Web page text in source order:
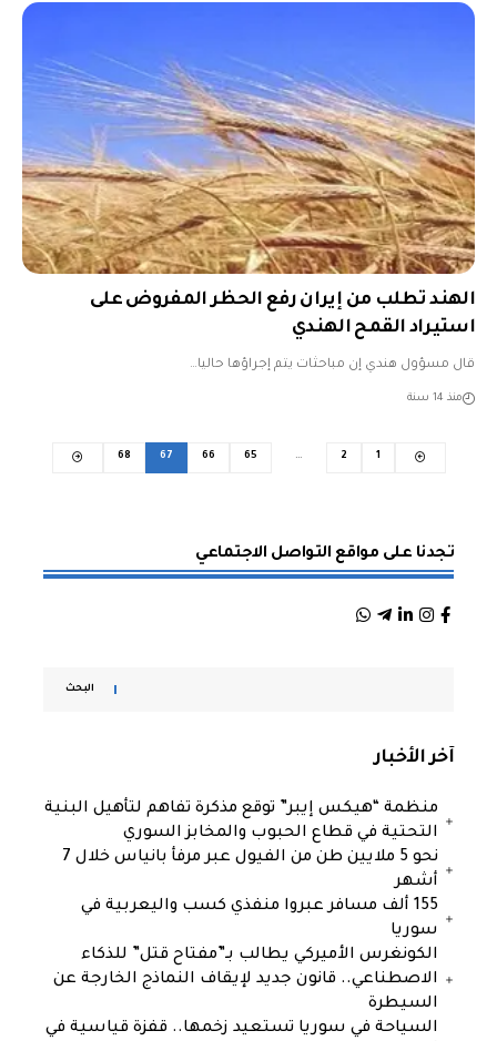
الهند تطلب من إيران رفع الحظر المفروض على
استيراد القمح الهندي
قال مسؤول هندي إن مباحثات يتم إجراؤها حاليا…
منذ 14 سنة
1
2
…
65
66
67
68
تجدنا على مواقع التواصل الاجتماعي
البحث
آخر الأخبار
منظمة “هيكس إيبر” توقع مذكرة تفاهم لتأهيل البنية
التحتية في قطاع الحبوب والمخابز السوري
نحو 5 ملايين طن من الفيول عبر مرفأ بانياس خلال 7
أشهر
155 ألف مسافر عبروا منفذي كسب واليعربية في
سوريا
الكونغرس الأميركي يطالب بـ”مفتاح قتل” للذكاء
الاصطناعي.. قانون جديد لإيقاف النماذج الخارجة عن
السيطرة
السياحة في سوريا تستعيد زخمها.. قفزة قياسية في